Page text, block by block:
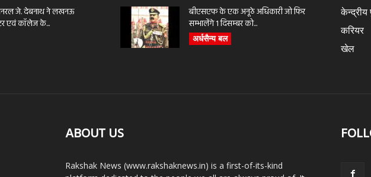
जे. देबनाथ ने लखनऊ
एवं कॉलेज के...
बीएसएफ के एक अनूठे अधिकारी जो फिर
सम्भालेंगे 1 दिसम्बर को...
अर्धसैन्य बल
करियर
खेल
ABOUT US
Rakshak News (www.rakshaknews.in) is a first-of-its-kind